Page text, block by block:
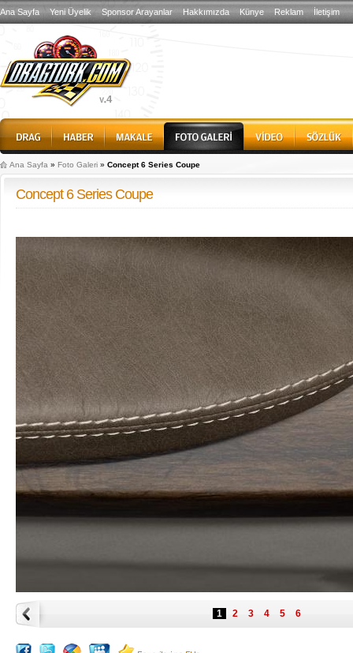
Ana Sayfa Yeni Üyelik Sponsor Arayanlar Hakkımızda Künye Reklam İletişim
Ana Sayfa » Foto Galeri » Concept 6 Series Coupe
Concept 6 Series Coupe
1 2 3 4 5 6